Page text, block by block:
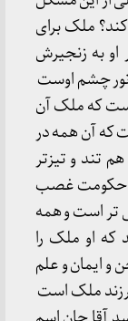
ملک برای
او به زنجیرش
نور چشم اوست
که ملک آن
که آن همه در
تند و تیزتر
غصب
تر است و همه
که او ملک را
و ایمان و علم
ملک است